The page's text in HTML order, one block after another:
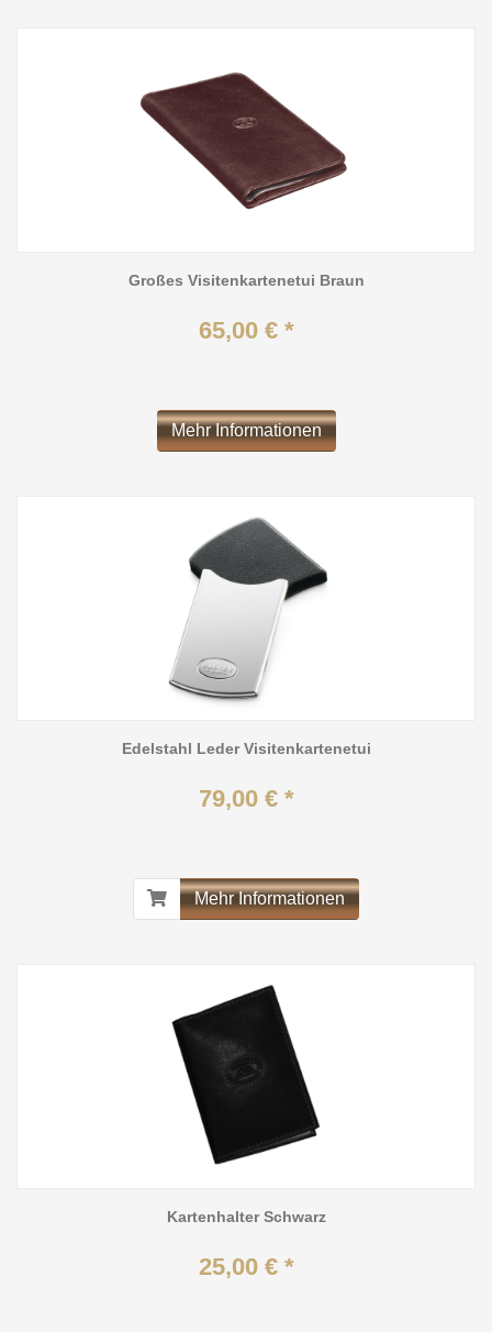
Großes Visitenkartenetui Braun
65,00 € *
Mehr Informationen
Edelstahl Leder Visitenkartenetui
79,00 € *
Mehr Informationen
Kartenhalter Schwarz
25,00 € *